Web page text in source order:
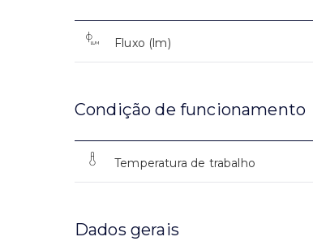
Fluxo (lm)
Condição de funcionamento
Temperatura de trabalho
Dados gerais